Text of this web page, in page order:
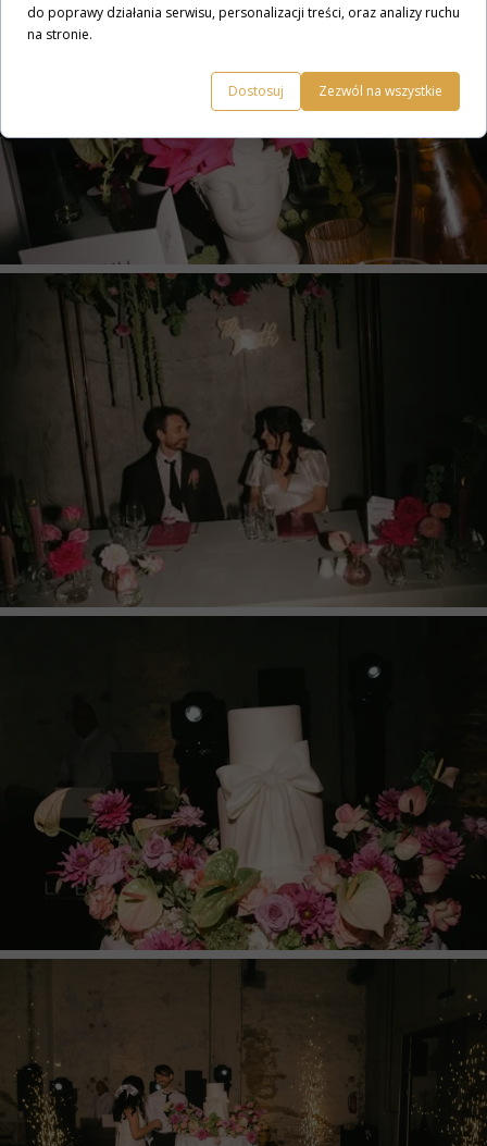
do poprawy działania serwisu, personalizacji treści, oraz analizy ruchu
na stronie.
Dostosuj Zezwól na wszystkie